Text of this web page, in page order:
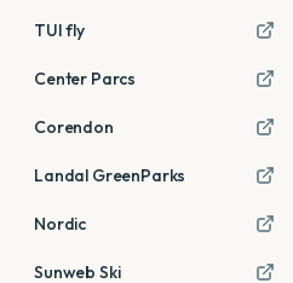
TUI fly
Center Parcs
Corendon
Landal GreenParks
Nordic
Sunweb Ski